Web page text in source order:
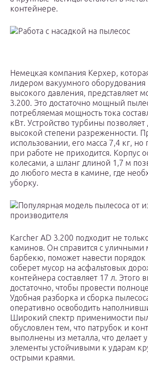
контейнере.
Работа с насадкой на пылесос
Немецкая компания Керхер,
лидером вакуумного оборудования
высокого давления, представляет
3.200. Это достаточно мощный
потребляемая мощность тока
кВт. Устройство турбины позволяет
высокой степени разреженности.
использовании, его масса 7,4 кг, но
при работе не приходится. Корпус
колесами, а шланг длиной 1,7 м
до любого места в камине, где
уборку.
Популярная модель пылесоса от
производителя
Karcher AD 3.200 подходит не
каминов. Он справится с уличными
барбекю, поможет навести порядок
соберет мусор на асфальтовых
контейнера составляет 17 л. Этого
достаточно, чтобы провести
Удобная разборка и сборка
оперативно освободить
Широкий спектр применимости
обусловлен тем, что патрубок и
выполнены из металла, что делает
элементы устойчивыми к ударам
острыми краями.